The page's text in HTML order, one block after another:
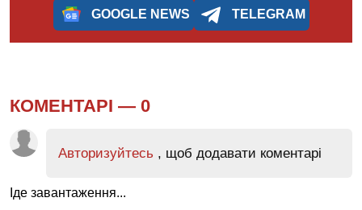
GOOGLE NEWS TELEGRAM
КОМЕНТАРІ — 0
Авторизуйтесь , щоб додавати коментарі
Іде завантаження...